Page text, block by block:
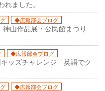
ました。
◆広報部会ブログ
山作品展・公民館まつり
◆広報部会ブログ
ッズチャレンジ「英語でク
◆広報部会ブログ